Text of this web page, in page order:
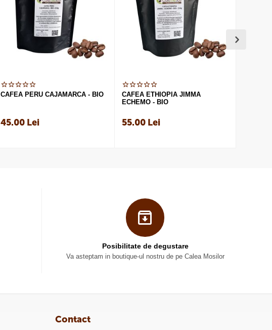
CAFEA PERU CAJAMARCA - BIO
45.00 Lei
CAFEA ETHIOPIA JIMMA
ECHEMO - BIO
55.00 Lei
Posibilitate de degustare
Va asteptam in boutique-ul nostru de pe Calea Mosilor
Contact